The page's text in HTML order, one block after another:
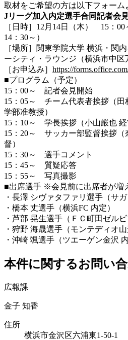
取材をご希望の方は以下フォーム
Jリーグ加入内定選手合同記者会
［日時］12月14日（木） 15：
14：30～）
［場所］関東学院大学 横浜・関
ーシティ・ラウンジ （横浜市中区
［お申込み］ https://
■プログラム（予定）
15：00～ 記者会見開始
15：05～ チーム代表者挨拶（田
学部准教授）
15：10～ 学長挨拶（小山嚴也 経
15：20～ サッカー部監督挨拶（
督）
15：30～ 選手コメント
15：45～ 質疑応答
15：55～ 写真撮影
■出席選手 ※会見前に出席者が増
・長澤 シヴァタファリ選手（サガ
・橋本 丈選手（横浜FC 内定）
・芦部 晃生選手（ＦＣ町田ゼルビ
・狩野 海晟選手（モンテディオ山
・沖崎 颯選手（ツエーゲン金沢 内
本件に関するお問い
広報課
金子 知香
住所
横浜市金沢区六浦東1-50-1